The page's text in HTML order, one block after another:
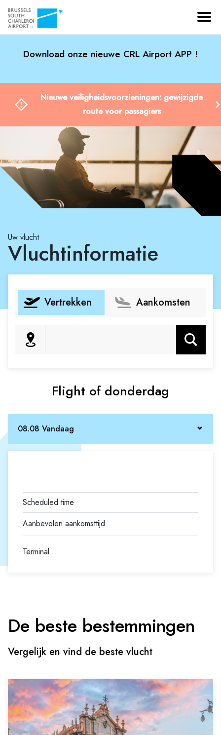
Download onze nieuwe CRL Airport APP !
Nieuwe veiligheidsvoorzieningen: gewijzigde
route voor passagiers
Uw vlucht
Vluchtinformatie
Vertrekken Aankomsten
Zoeken
Flight of donderdag
08.08 Vandaag
Terminal
De beste bestemmingen
Vergelijk en vind de beste vlucht